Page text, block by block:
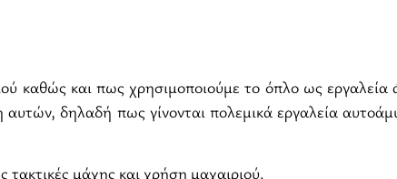
καθώς και πως χρησιμοποιούμε το όπλο ως
δηλαδή πως γίνονται πολεμικά εργαλεία
τακτικές μάχης και χρήση μαχαιριού.